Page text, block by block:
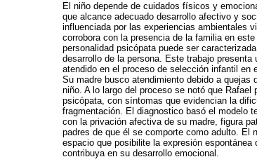
El niño depende de cuidados físicos y
que alcance adecuado desarrollo afectivo y
influenciada por las experiencias ambientales
corrobora con la presencia de la familia en
personalidad psicópata puede ser
desarrollo de la persona. Este trabajo
atendido en el proceso de selección infantil en
Su madre busco atendimiento debido a quejas
niño. A lo largo del proceso se notó que Rafael
psicópata, con síntomas que evidencian la
fragmentación. El diagnostico basó el modelo
con la privación afectiva de su madre, figura
padres de que él se comporte como adulto. El
espacio que posibilite la expresión
contribuya en su desarrollo emocional.